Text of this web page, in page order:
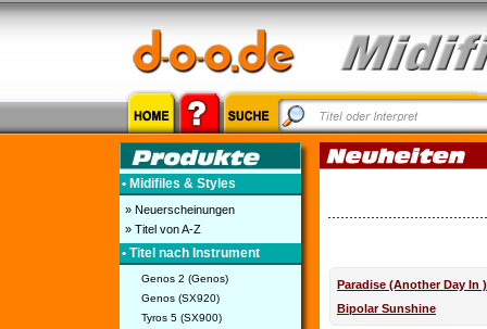
• Midifiles & Styles
» Neuerscheinungen
» Titel von A-Z
• Titel nach Instrument
Genos 2 (Genos)
Genos (SX920)
Tyros 5 (SX900)
Paradise (Another Day In
Bipolar Sunshine